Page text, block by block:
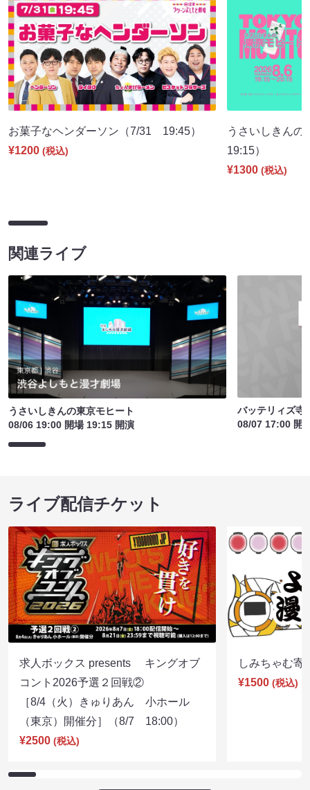
お菓子なヘンダーソン（7/31 19:45）
¥1200 (税込)
うさいしきん
19:15）
¥1300 (税込)
関連ライブ
うさいしきんの東京モヒート
08/06 19:00 開場 19:15 開演
バッテリィズ寺
08/07 17:00 開
ライブ配信チケット
求人ボックス presents キングオブ
コント2026予選２回戦②
［8/4（火）きゅりあん 小ホール
（東京）開催分］（8/7 18:00）
¥2500 (税込)
しみちゃむ
¥1500 (税込)